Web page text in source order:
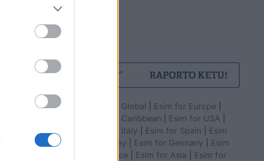
Esim for Global Esim for Europe
Esim for Caribbean
Esim for USA
Esim for Italy
Esim for Spain
Esim
for Turkey
Esim for Germany
Esim
for Greece
Esim for Asia
Esim for